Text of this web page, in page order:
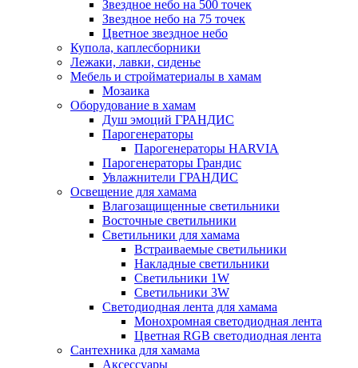
Звездное небо на 500 точек
Звездное небо на 75 точек
Цветное звездное небо
Купола, каплесборники
Лежаки, лавки, сиденье
Мебель и стройматериалы в хамам
Мозаика
Оборудование в хамам
Душ эмоций ГРАНДИС
Парогенераторы
Парогенераторы HARVIA
Парогенераторы Грандис
Увлажнители ГРАНДИС
Освещение для хамама
Влагозащищенные светильники
Восточные светильники
Светильники для хамама
Встраиваемые светильники
Накладные светильники
Светильники 1W
Светильники 3W
Светодиодная лента для хамама
Монохромная светодиодная лента
Цветная RGB светодиодная лента
Сантехника для хамама
Аксессуары